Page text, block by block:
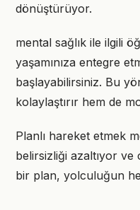
dönüştürüyor.
mental sağlık ile ilgili
yaşamınıza entegre
başlayabilirsiniz. Bu
kolaylaştırır hem de
Planlı hareket etmek
belirsizliği azaltıyor ve
bir plan, yolculuğun